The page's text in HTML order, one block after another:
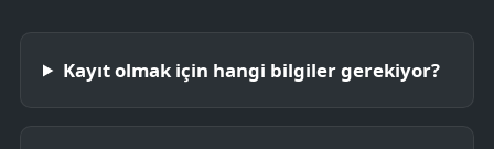
Kayıt olmak için hangi bilgiler gerekiyor?